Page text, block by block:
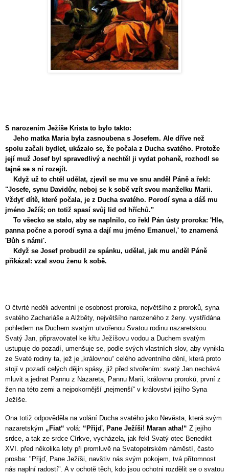
S narozením Ježíše Krista to bylo takto:
Jeho matka Maria byla zasnoubena s Josefem. Ale dříve než
spolu začali bydlet, ukázalo se, že počala z Ducha svatého. Protože
její muž Josef byl spravedlivý a nechtěl ji vydat pohaně, rozhodl se
tajně se s ní rozejít.
Když už to chtěl udělat, zjevil se mu ve snu anděl Páně a řekl:
"Josefe, synu Davidův, neboj se k sobě vzít svou manželku Marii.
Vždyť dítě, které počala, je z Ducha svatého. Porodí syna a dáš mu
jméno Ježíš; on totiž spasí svůj lid od hříchů."
To všecko se stalo, aby se naplnilo, co řekl Pán ústy proroka: 'Hle,
panna počne a porodí syna a dají mu jméno Emanuel,' to znamená
'Bůh s námi'.
Když se Josef probudil ze spánku, udělal, jak mu anděl Páně
přikázal: vzal svou ženu k sobě.
O čtvrté neděli adventní je osobnost proroka, největšího z proroků, syna
svatého Zachariáše a Alžběty, největšího narozeného z ženy. vystřídána
pohledem na Duchem svatým utvořenou Svatou rodinu nazaretskou.
Svatý Jan, připravovatel ke křtu Ježíšovu vodou a Duchem svatým
ustupuje do pozadí, umenšuje se, podle svých vlastních slov, aby vynikla
ze Svaté rodiny ta, jež je „královnou“ celého adventního dění, která proto
stojí v pozadí celých dějin spásy, již před stvořením: svatý Jan nechává
mluvit a jednat Pannu z Nazareta, Pannu Marii, královnu proroků, první z
žen na této zemi a nejpokornější „nejmenší“ v království jejího Syna
Ježíše.
Ona totiž odpověděla na volání Ducha svatého jako Nevěsta, která svým
nazaretským „Fiat“ volá: “Přijď, Pane Ježíši! Maran atha!“ Z jejího
srdce, a tak ze srdce Církve, vycházela, jak řekl Svatý otec Benedikt
XVI. před několika lety při promluvě na Svatopetrském náměstí, často
prosba: "Přijď, Pane Ježíši, navštiv nás svým pokojem, tvá přítomnost
nás naplní radostí". A v ochotě těch, kdo jsou ochotni rozdělit se o svatou